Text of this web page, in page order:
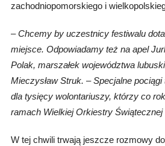
zachodniopomorskiego i
–Chcemy by uczestnicy festiwalu
miejsce. Odpowiadamy też na apel
Polak, marszałek województwa
Mieczysław Struk. –Specjalne
dla tysięcy wolontariuszy, którzy co
ramach Wielkiej Orkiestry Świątecznej
W tej chwili trwają jeszcze rozmowy